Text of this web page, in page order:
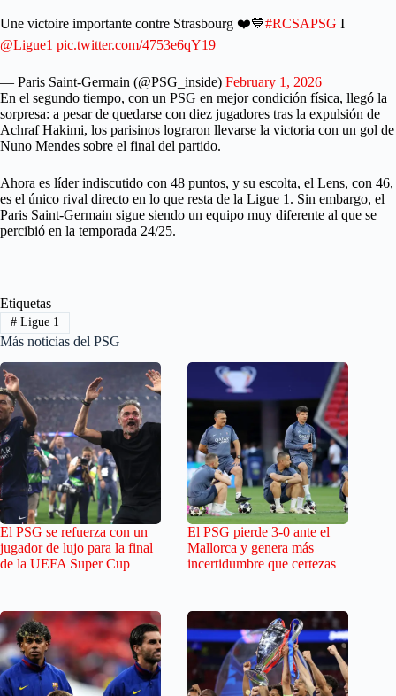
Une victoire importante contre Strasbourg ❤️💙#RCSAPSG I
@Ligue1 pic.twitter.com/4753e6qY19
— Paris Saint-Germain (@PSG_inside) February 1, 2026
En el segundo tiempo, con un PSG en mejor condición física, llegó la
sorpresa: a pesar de quedarse con diez jugadores tras la expulsión de
Achraf Hakimi, los parisinos lograron llevarse la victoria con un gol de
Nuno Mendes sobre el final del partido.
Ahora es líder indiscutido con 48 puntos, y su escolta, el Lens, con 46,
es el único rival directo en lo que resta de la Ligue 1. Sin embargo, el
Paris Saint-Germain sigue siendo un equipo muy diferente al que se
percibió en la temporada 24/25.
Etiquetas
#Ligue 1
Más noticias del PSG
El PSG se refuerza con un
jugador de lujo para la final
de la UEFA Super Cup
El PSG pierde 3-0 ante el
Mallorca y genera más
incertidumbre que certezas